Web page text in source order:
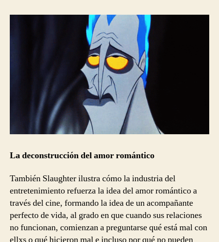
La deconstrucción del amor romántico
También Slaughter ilustra cómo la industria del
entretenimiento refuerza la idea del amor romántico a
través del cine, formando la idea de un acompañante
perfecto de vida, al grado en que cuando sus relaciones
no funcionan, comienzan a preguntarse qué está mal con